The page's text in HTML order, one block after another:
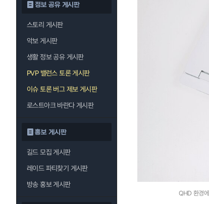
정보 공유 게시판
스토리 게시판
악보 게시판
생활 정보 공유 게시판
PVP 밸런스 토론 게시판
이슈 토론 버그 제보 게시판
로스트아크 바란다 게시판
홍보 게시판
길드 모집 게시판
레이드 파티찾기 게시판
방송 홍보 게시판
QHD 환경